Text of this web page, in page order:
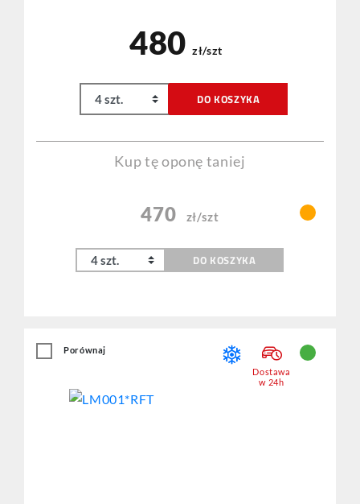
480 zł/szt
DO KOSZYKA
Kup tę oponę taniej
470 zł/szt
DO KOSZYKA
Porównaj
Dostawa
w 24h